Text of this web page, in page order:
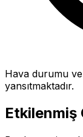
Hava durumu
yansıtmaktadır.
Etkilenmiş